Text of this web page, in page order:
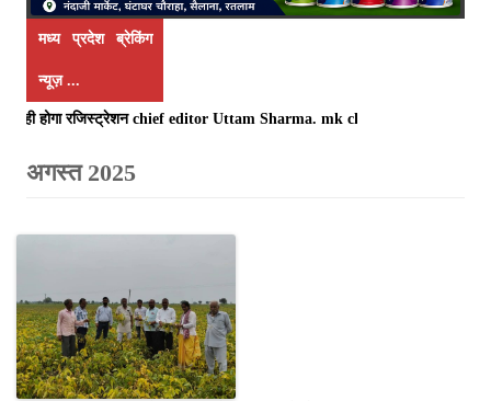
मध्य प्रदेश ब्रेकिंग
न्यूज़ ...
chief editor Uttam Sharma. mk choudhary